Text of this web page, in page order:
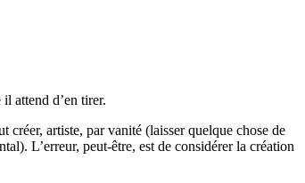
attend d’en tirer.
créer, artiste, par vanité (laisser quelque chose de
L’erreur, peut-être, est de considérer la création